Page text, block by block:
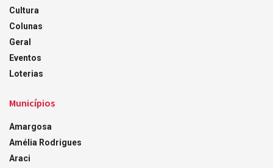
Cultura
Colunas
Geral
Eventos
Loterias
Municípios
Amargosa
Amélia Rodrigues
Araci